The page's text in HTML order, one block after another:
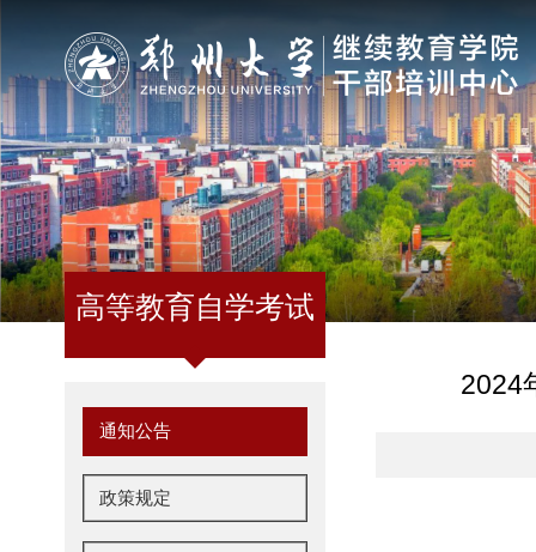
高等教育自学考试
通知公告
政策规定
2024